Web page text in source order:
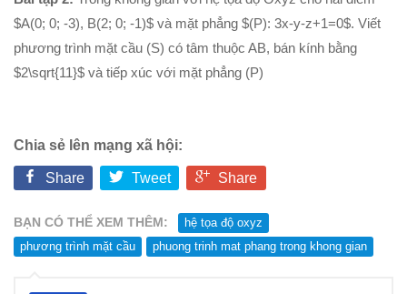
$A(0; 0; -3), B(2; 0; -1)$ và mặt phẳng $(P): 3x-y-z+1=0$. Viết
phương trình mặt cầu (S) có tâm thuộc AB, bán kính bằng
$2\sqrt{11}$ và tiếp xúc với mặt phẳng (P)
Chia sẻ lên mạng xã hội:
Share Tweet Share
BẠN CÓ THỂ XEM THÊM:
hệ tọa độ oxyz
phương trình mặt cầu
phuong trinh mat phang trong khong gian